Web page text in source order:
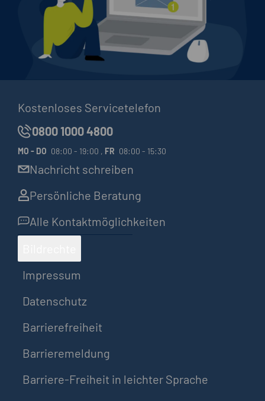
Kostenloses Servicetelefon
0800 1000 4800
MO - DO 08:00 - 19:00 , FR 08:00 - 15:30
Nachricht schreiben
Persönliche Beratung
Alle Kontaktmöglichkeiten
Impressum
Datenschutz
Barrierefreiheit
Barrieremeldung
Barriere-Freiheit in leichter Sprache